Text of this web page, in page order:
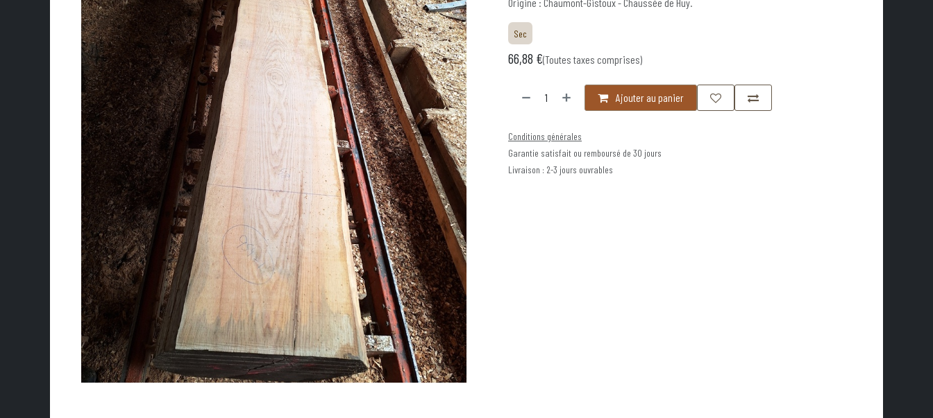
Sec
66,88 €(Toutes taxes comprises)
Ajouter au panier
Conditions générales
Garantie satisfait ou remboursé de 30 jours
Livraison : 2-3 jours ouvrables